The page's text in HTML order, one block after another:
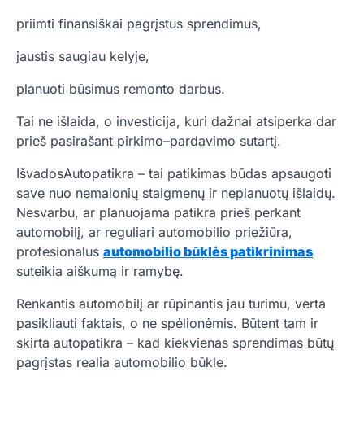
priimti finansiškai pagrįstus sprendimus,
jaustis saugiau kelyje,
planuoti būsimus remonto darbus.
Tai ne išlaida, o investicija, kuri dažnai atsiperka dar
prieš pasirašant pirkimo–pardavimo sutartį.
IšvadosAutopatikra – tai patikimas būdas apsaugoti
save nuo nemalonių staigmenų ir neplanuotų išlaidų.
Nesvarbu, ar planuojama patikra prieš perkant
automobilį, ar reguliari automobilio priežiūra,
profesionalus automobilio būklės patikrinimas
suteikia aiškumą ir ramybę.
Renkantis automobilį ar rūpinantis jau turimu, verta
pasikliauti faktais, o ne spėlionėmis. Būtent tam ir
skirta autopatikra – kad kiekvienas sprendimas būtų
pagrįstas realia automobilio būkle.